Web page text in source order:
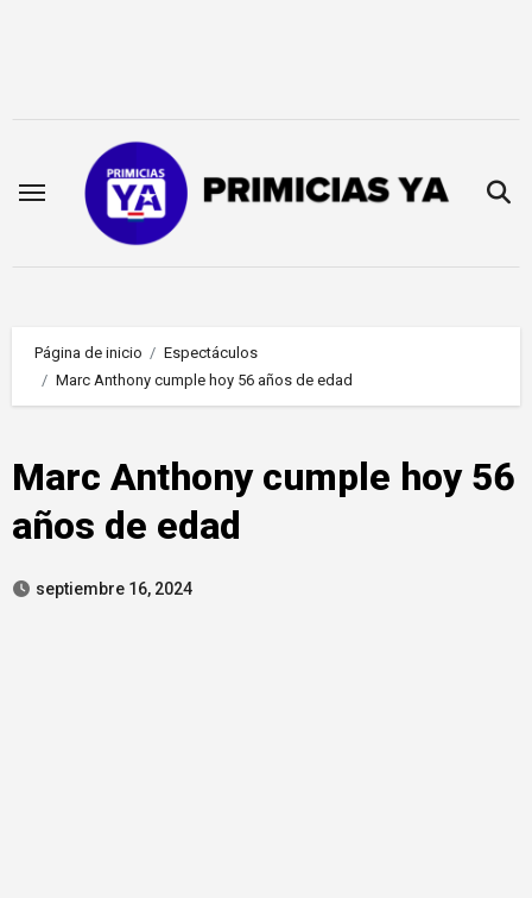
Página de inicio
Espectáculos
Marc Anthony cumple hoy 56 años de edad
Marc Anthony cumple hoy 56
años de edad
septiembre 16, 2024